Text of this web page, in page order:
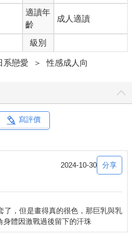
適讀年
齡
成人適讀
級別
系戀愛 ＞ 性感成人向
寫評價
2024-10-30 分享
了，但是畫得真的很色，那巨乳與乳